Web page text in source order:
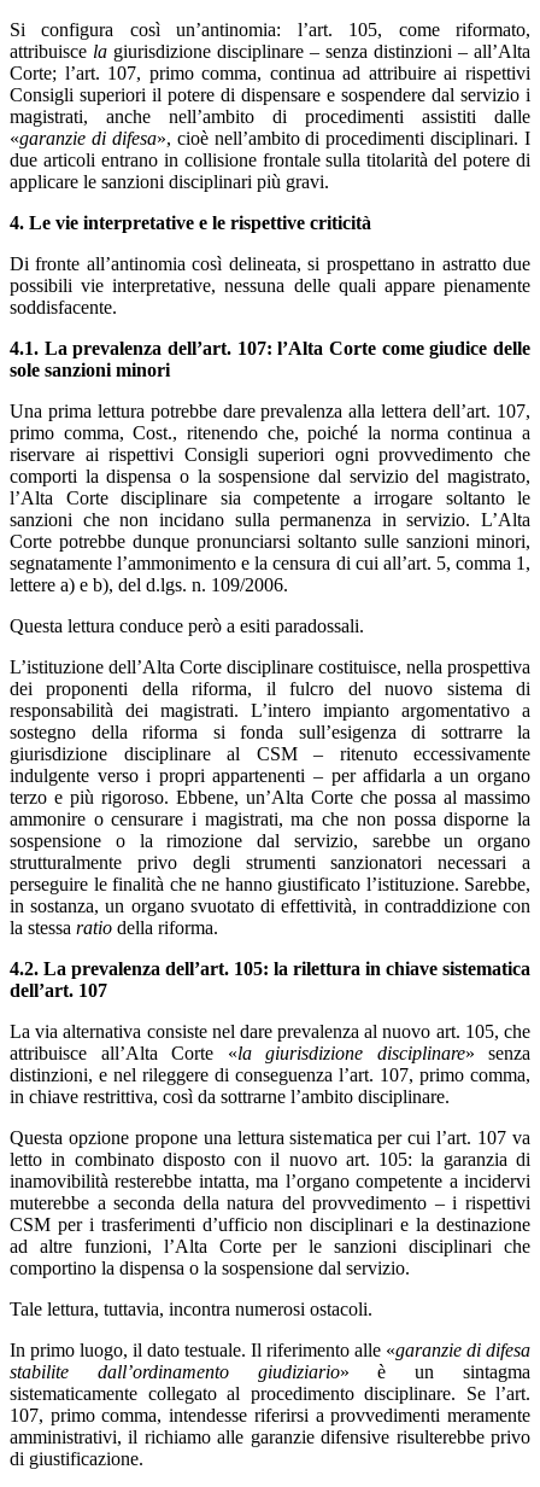
Si configura così un’antinomia: l’art. 105, come riformato,
attribuisce la giurisdizione disciplinare – senza distinzioni – all’Alta
Corte; l’art. 107, primo comma, continua ad attribuire ai rispettivi
Consigli superiori il potere di dispensare e sospendere dal servizio i
magistrati, anche nell’ambito di procedimenti assistiti dalle
«garanzie di difesa», cioè nell’ambito di procedimenti disciplinari. I
due articoli entrano in collisione frontale sulla titolarità del potere di
applicare le sanzioni disciplinari più gravi.
4. Le vie interpretative e le rispettive criticità
Di fronte all’antinomia così delineata, si prospettano in astratto due
possibili vie interpretative, nessuna delle quali appare pienamente
soddisfacente.
4.1. La prevalenza dell’art. 107: l’Alta Corte come giudice delle
sole sanzioni minori
Una prima lettura potrebbe dare prevalenza alla lettera dell’art. 107,
primo comma, Cost., ritenendo che, poiché la norma continua a
riservare ai rispettivi Consigli superiori ogni provvedimento che
comporti la dispensa o la sospensione dal servizio del magistrato,
l’Alta Corte disciplinare sia competente a irrogare soltanto le
sanzioni che non incidano sulla permanenza in servizio. L’Alta
Corte potrebbe dunque pronunciarsi soltanto sulle sanzioni minori,
segnatamente l’ammonimento e la censura di cui all’art. 5, comma 1,
lettere a) e b), del d.lgs. n. 109/2006.
Questa lettura conduce però a esiti paradossali.
L’istituzione dell’Alta Corte disciplinare costituisce, nella prospettiva
dei proponenti della riforma, il fulcro del nuovo sistema di
responsabilità dei magistrati. L’intero impianto argomentativo a
sostegno della riforma si fonda sull’esigenza di sottrarre la
giurisdizione disciplinare al CSM – ritenuto eccessivamente
indulgente verso i propri appartenenti – per affidarla a un organo
terzo e più rigoroso. Ebbene, un’Alta Corte che possa al massimo
ammonire o censurare i magistrati, ma che non possa disporne la
sospensione o la rimozione dal servizio, sarebbe un organo
strutturalmente privo degli strumenti sanzionatori necessari a
perseguire le finalità che ne hanno giustificato l’istituzione. Sarebbe,
in sostanza, un organo svuotato di effettività, in contraddizione con
la stessa ratio della riforma.
4.2. La prevalenza dell’art. 105: la rilettura in chiave sistematica
dell’art. 107
La via alternativa consiste nel dare prevalenza al nuovo art. 105, che
attribuisce all’Alta Corte «la giurisdizione disciplinare» senza
distinzioni, e nel rileggere di conseguenza l’art. 107, primo comma,
in chiave restrittiva, così da sottrarne l’ambito disciplinare.
Questa opzione propone una lettura sistematica per cui l’art. 107 va
letto in combinato disposto con il nuovo art. 105: la garanzia di
inamovibilità resterebbe intatta, ma l’organo competente a incidervi
muterebbe a seconda della natura del provvedimento – i rispettivi
CSM per i trasferimenti d’ufficio non disciplinari e la destinazione
ad altre funzioni, l’Alta Corte per le sanzioni disciplinari che
comportino la dispensa o la sospensione dal servizio.
Tale lettura, tuttavia, incontra numerosi ostacoli.
In primo luogo, il dato testuale. Il riferimento alle «garanzie di difesa
stabilite dall’ordinamento giudiziario» è un sintagma
sistematicamente collegato al procedimento disciplinare. Se l’art.
107, primo comma, intendesse riferirsi a provvedimenti meramente
amministrativi, il richiamo alle garanzie difensive risulterebbe privo
di giustificazione.